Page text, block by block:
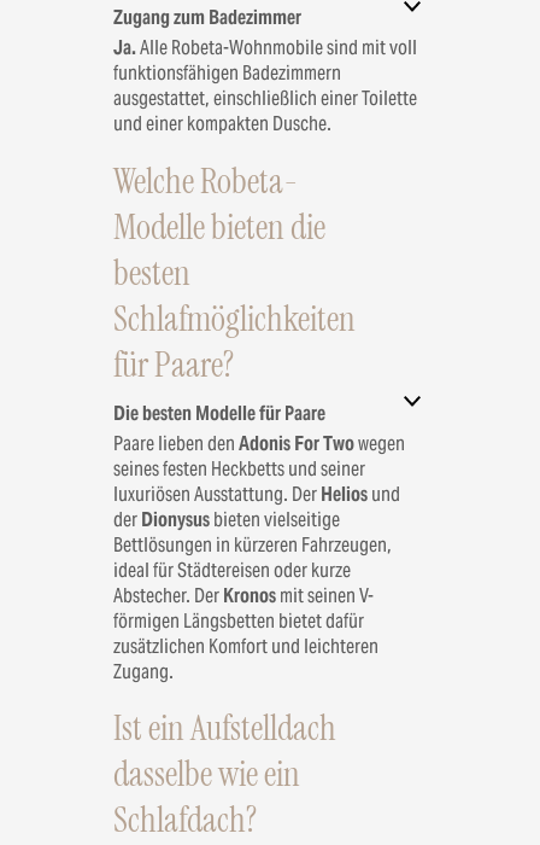
Zugang zum Badezimmer
Ja.Alle Robeta-Wohnmobile sind mit voll
funktionsfähigen Badezimmern
ausgestattet, einschließlich einer Toilette
und einer kompakten Dusche.
Welche Robeta-
Modelle bieten die
besten
Schlafmöglichkeiten
für Paare?
Die besten Modelle für Paare
Paare lieben denAdonis For Twowegen
seines festen Heckbetts und seiner
luxuriösen Ausstattung. DerHeliosund
derDionysusbieten vielseitige
Bettlösungen in kürzeren Fahrzeugen,
ideal für Städtereisen oder kurze
Abstecher. DerKronosmit seinen V-
förmigen Längsbetten bietet dafür
zusätzlichen Komfort und leichteren
Zugang.
Ist ein Aufstelldach
dasselbe wie ein
Schlafdach?